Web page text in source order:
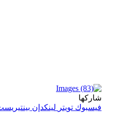
شاركها
فيسبوك تويتر لينكدإن بينتيريست